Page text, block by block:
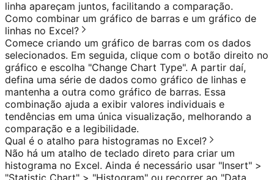
linha apareçam juntos, facilitando a comparação.
Como combinar um gráfico de barras e um gráfico de
linhas no Excel?
Comece criando um gráfico de barras com os dados
selecionados. Em seguida, clique com o botão direito no
gráfico e escolha "Change Chart Type". A partir daí,
defina uma série de dados como gráfico de linhas e
mantenha a outra como gráfico de barras. Essa
combinação ajuda a exibir valores individuais e
tendências em uma única visualização, melhorando a
comparação e a legibilidade.
Qual é o atalho para histogramas no Excel?
Não há um atalho de teclado direto para criar um
histograma no Excel. Ainda é necessário usar "Insert" >
"Statistic Chart" > "Histogram" ou recorrer ao "Data